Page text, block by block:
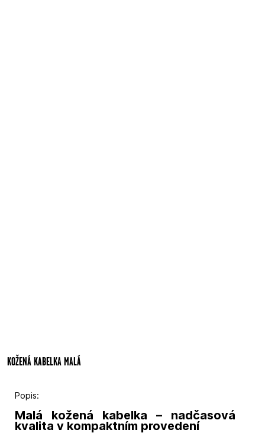
KOŽENÁ KABELKA MALÁ
Popis:
Malá kožená kabelka – nadčasová
kvalita v kompaktním provedení